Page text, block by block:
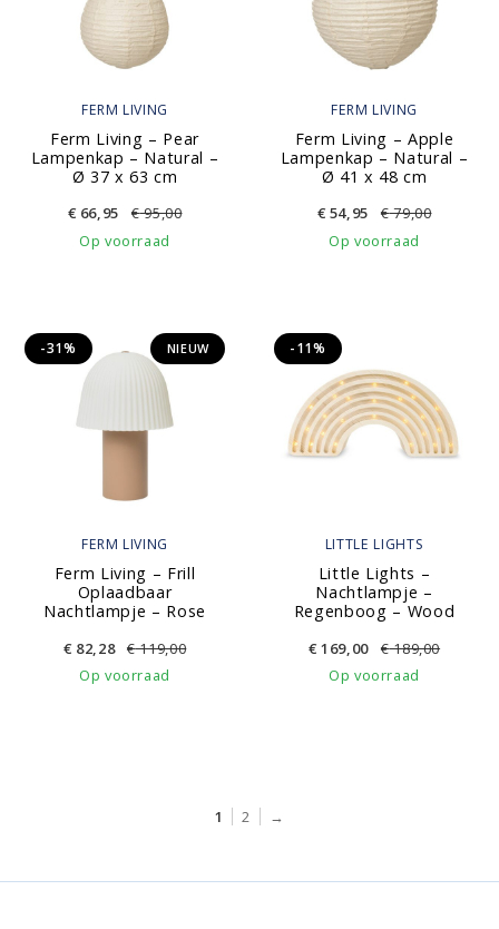
FERM LIVING
Ferm Living – Pear
Lampenkap – Natural –
Ø 37 x 63 cm
€ 66,95 €95,00
Op voorraad
FERM LIVING
Ferm Living – Apple
Lampenkap – Natural –
Ø 41 x 48 cm
€ 54,95 €79,00
Op voorraad
FERM LIVING
Ferm Living – Frill
Oplaadbaar
Nachtlampje – Rose
NIEUW
€ 82,28 €119,00
-31%
Op voorraad
LITTLE LIGHTS
Little Lights –
Nachtlampje –
Regenboog – Wood
€ 169,00 €189,00
-11%
Op voorraad
1 2 →